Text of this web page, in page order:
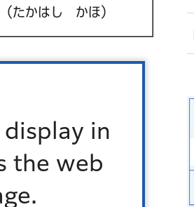
display in
the web
たかはし かほ）